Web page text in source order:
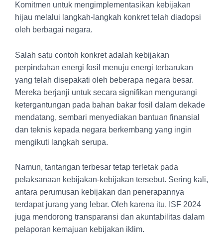
Komitmen untuk mengimplementasikan kebijakan
hijau melalui langkah-langkah konkret telah diadopsi
oleh berbagai negara.
Salah satu contoh konkret adalah kebijakan
perpindahan energi fosil menuju energi terbarukan
yang telah disepakati oleh beberapa negara besar.
Mereka berjanji untuk secara signifikan mengurangi
ketergantungan pada bahan bakar fosil dalam dekade
mendatang, sembari menyediakan bantuan finansial
dan teknis kepada negara berkembang yang ingin
mengikuti langkah serupa.
Namun, tantangan terbesar tetap terletak pada
pelaksanaan kebijakan-kebijakan tersebut. Sering kali,
antara perumusan kebijakan dan penerapannya
terdapat jurang yang lebar. Oleh karena itu, ISF 2024
juga mendorong transparansi dan akuntabilitas dalam
pelaporan kemajuan kebijakan iklim.